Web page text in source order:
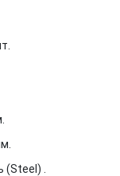
(Steel) .